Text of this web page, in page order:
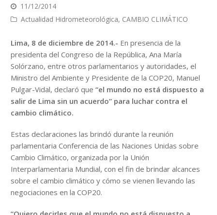
11/12/2014
Actualidad Hidrometeorológica, CAMBIO CLIMÁTICO
Lima, 8 de diciembre de 2014.- En presencia de la
presidenta del Congreso de la República, Ana María
Solórzano, entre otros parlamentarios y autoridades, el
Ministro del Ambiente y Presidente de la COP20, Manuel
Pulgar-Vidal, declaró que“el mundo no está dispuesto a
salir de Lima sin un acuerdo” para luchar contra el
cambio climático.
Estas declaraciones las brindó durante la reunión
parlamentaria Conferencia de las Naciones Unidas sobre
Cambio Climático, organizada por la Unión
Interparlamentaria Mundial, con el fin de brindar alcances
sobre el cambio climático y cómo se vienen llevando las
negociaciones en la COP20.